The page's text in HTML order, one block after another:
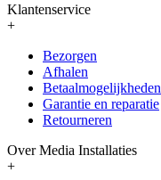
Klantenservice
+
Bezorgen
Afhalen
Betaalmogelijkheden
Garantie en reparatie
Retourneren
Over Media Installaties
+